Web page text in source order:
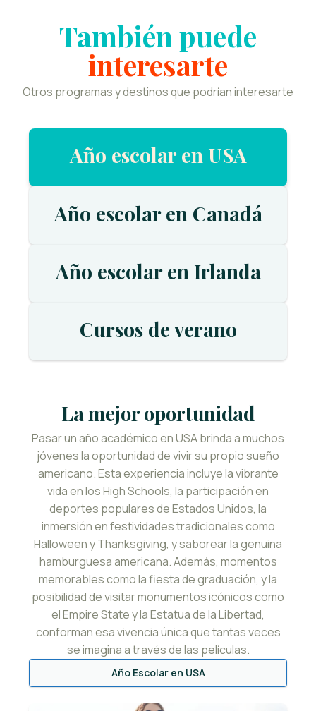
También puede
interesarte
Otros programas y destinos que podrían interesarte
Año escolar en USA
Año escolar en Canadá
Año escolar en Irlanda
Cursos de verano
La mejor oportunidad
Pasar un año académico en USA brinda a muchos
jóvenes la oportunidad de vivir su propio sueño
americano. Esta experiencia incluye la vibrante
vida en los High Schools, la participación en
deportes populares de Estados Unidos, la
inmersión en festividades tradicionales como
Halloween y Thanksgiving, y saborear la genuina
hamburguesa americana. Además, momentos
memorables como la fiesta de graduación, y la
posibilidad de visitar monumentos icónicos como
el Empire State y la Estatua de la Libertad,
conforman esa vivencia única que tantas veces
se imagina a través de las películas.
Año Escolar en USA